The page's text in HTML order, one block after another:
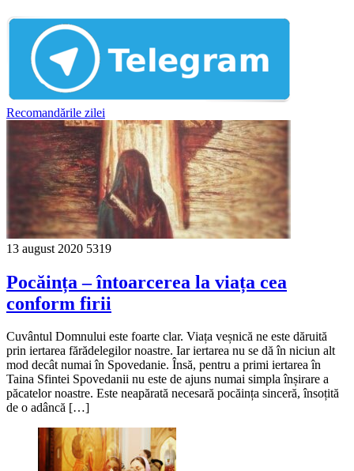
Recomandările zilei
13 august 2020 5319
Pocăința – întoarcerea la viața cea
conform firii
Cuvântul Domnului este foarte clar. Viața veșnică ne este dăruită
prin iertarea fărădelegilor noastre. Iar iertarea nu se dă în niciun alt
mod decât numai în Spovedanie. Însă, pentru a primi iertarea în
Taina Sfintei Spovedanii nu este de ajuns numai simpla înșirare a
păcatelor noastre. Este neapărată necesară pocăința sinceră, însoțită
de o adâncă […]